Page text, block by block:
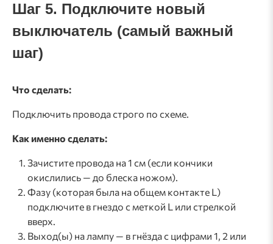
Шаг 5. Подключите новый
выключатель (самый важный
шаг)
Что сделать:
Подключить провода строго по схеме.
Как именно сделать:
Зачистите провода на 1 см (если кончики
окислились — до блеска ножом).
Фазу (которая была на общем контакте L)
подключите в гнездо с меткой L или стрелкой
вверх.
Выход(ы) на лампу — в гнёзда с цифрами 1, 2 или